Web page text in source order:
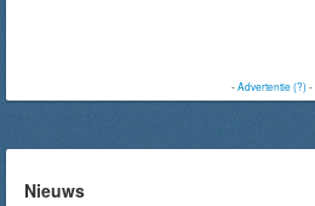
-Advertentie (?)-
Nieuws